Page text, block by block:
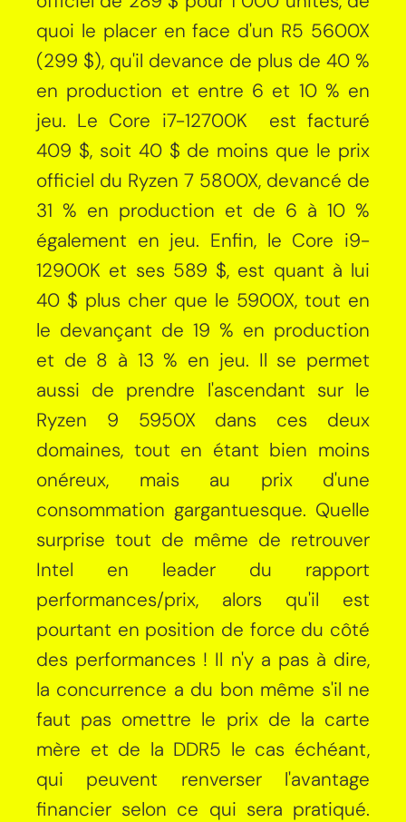
quoi le placer en face d'un R5 5600X
(299 $), qu'il devance de plus de 40 %
en production et entre 6 et 10 % en
jeu. Le Core i7-12700K est facturé
409 $, soit 40 $ de moins que le prix
officiel du Ryzen 7 5800X, devancé de
31 % en production et de 6 à 10 %
également en jeu. Enfin, le Core i9-
12900K et ses 589 $, est quant à lui
40 $ plus cher que le 5900X, tout en
le devançant de 19 % en production
et de 8 à 13 % en jeu. Il se permet
aussi de prendre l'ascendant sur le
Ryzen 9 5950X dans ces deux
domaines, tout en étant bien moins
onéreux, mais au prix d'une
consommation gargantuesque. Quelle
surprise tout de même de retrouver
Intel en leader du rapport
performances/prix, alors qu'il est
pourtant en position de force du côté
des performances ! Il n'y a pas à dire,
la concurrence a du bon même s'il ne
faut pas omettre le prix de la carte
mère et de la DDR5 le cas échéant,
qui peuvent renverser l'avantage
financier selon ce qui sera pratiqué.